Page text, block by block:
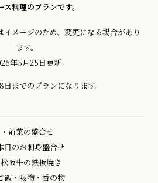
ス料理のプランです。
メージのため、変更になる場合があり
ます。
年5月25日更新
までのプランになります。
・前菜の盛合せ
日のお刺身盛合せ
松阪牛の鉄板焼き
飯・吸物・香の物